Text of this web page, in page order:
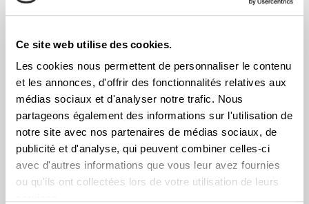
Ce site web utilise des cookies.
Les cookies nous permettent de personnaliser le contenu
et les annonces, d'offrir des fonctionnalités relatives aux
médias sociaux et d'analyser notre trafic. Nous
partageons également des informations sur l'utilisation de
notre site avec nos partenaires de médias sociaux, de
publicité et d'analyse, qui peuvent combiner celles-ci
avec d'autres informations que vous leur avez fournies
ou qu'ils ont collectées lors de votre utilisation de leurs
CLIQUEZ ICI POUR CONSULTER LE PDF DU
Si vous avez des questions, contactez Simon
Bussières, conseiller syndical de la CSD au 819 758-
3174.